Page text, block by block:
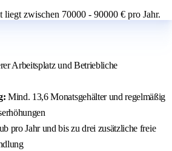
liegt zwischen 70000 - 90000 € pro Jahr.
Arbeitsplatz und Betriebliche
Mind. 13,6 Monatsgehälter und regelmäßig
pro Jahr und bis zu drei zusätzliche freie